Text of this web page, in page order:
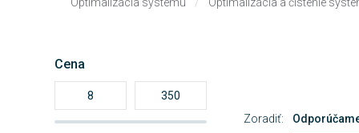
Cena
Zoradiť: